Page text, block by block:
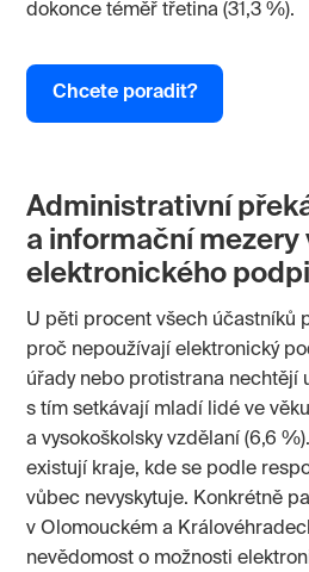
dokonce téměř třetina (31,3 %).
Chcete poradit?
Administrativní
a informační mezery
elektronického
U pěti procent všech účastníků
proč nepoužívají elektronický
úřady nebo protistrana nechtějí
s tím setkávají mladí lidé ve
a vysokoškolsky vzdělaní (6,6
existují kraje, kde se podle
vůbec nevyskytuje. Konkrétně
v Olomouckém a
nevědomost o možnosti